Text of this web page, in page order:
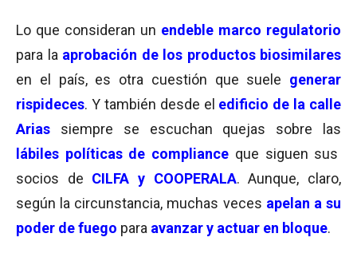
Lo que consideran un endeble marco regulatorio
para la aprobación de los productos biosimilares
en el país, es otra cuestión que suele generar
rispideces. Y también desde el edificio de la calle
Arias siempre se escuchan quejas sobre las
lábiles políticas de compliance que siguen sus
socios de CILFA y COOPERALA. Aunque, claro,
según la circunstancia, muchas veces apelan a su
poder de fuego para avanzar y actuar en bloque.